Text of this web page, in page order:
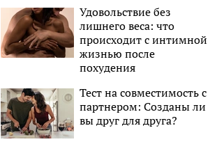
Удовольствие без
лишнего веса: что
происходит с интимной
жизнью после
похудения
Тест на совместимость с
партнером: Созданы ли
вы друг для друга?